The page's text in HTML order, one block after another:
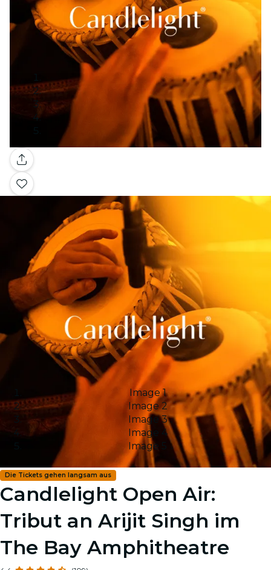
Galerie
Image 1
Image 2
Image 3
Image 4
Image 5
Die Tickets gehen langsam aus
Candlelight Open Air:
Tribut an Arijit Singh im
The Bay Amphitheatre